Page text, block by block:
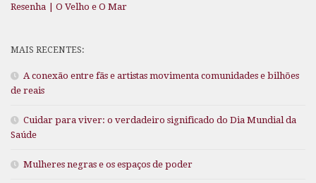
Resenha | O Velho e O Mar
MAIS RECENTES:
A conexão entre fãs e artistas movimenta comunidades e bilhões
de reais
Cuidar para viver: o verdadeiro significado do Dia Mundial da
Saúde
Mulheres negras e os espaços de poder